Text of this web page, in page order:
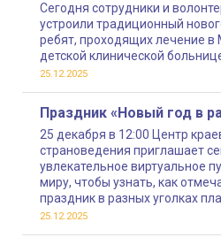
Сегодня сотрудники и
устроили традиционный
ребят, проходящих лечение в
детской клинической
25.12.2025
Праздник «Новый год в
25 декабря в 12:00 Центр
страноведения приглашает
увлекательное виртуальное
миру, чтобы узнать, как
праздник в разных уголках
25.12.2025